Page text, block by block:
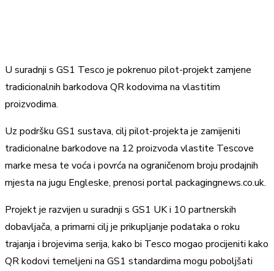
U suradnji s GS1 Tesco je pokrenuo pilot-projekt zamjene
tradicionalnih barkodova QR kodovima na vlastitim
proizvodima.
Uz podršku GS1 sustava, cilj pilot-projekta je zamijeniti
tradicionalne barkodove na 12 proizvoda vlastite Tescove
marke mesa te voća i povrća na ograničenom broju prodajnih
mjesta na jugu Engleske, prenosi portal packagingnews.co.uk.
Projekt je razvijen u suradnji s GS1 UK i 10 partnerskih
dobavljača, a primarni cilj je prikupljanje podataka o roku
trajanja i brojevima serija, kako bi Tesco mogao procijeniti kako
QR kodovi temeljeni na GS1 standardima mogu poboljšati